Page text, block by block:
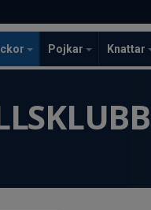
Pojkar Knattar